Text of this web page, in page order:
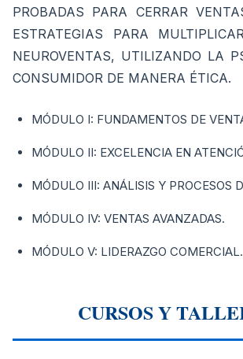
PROBADAS PARA CERRAR
ESTRATEGIAS PARA
NEUROVENTAS, UTILIZANDO LA
CONSUMIDOR DE MANERA ÉTICA.
MÓDULO I: FUNDAMENTOS DE
MÓDULO II: EXCELENCIA EN
MÓDULO III: ANÁLISIS Y PROCESOS
MÓDULO IV: VENTAS AVANZADAS.
MÓDULO V: LIDERAZGO COMERCIAL.
CURSOS Y